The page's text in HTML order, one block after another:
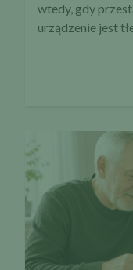
wtedy, gdy
urządzenie jest